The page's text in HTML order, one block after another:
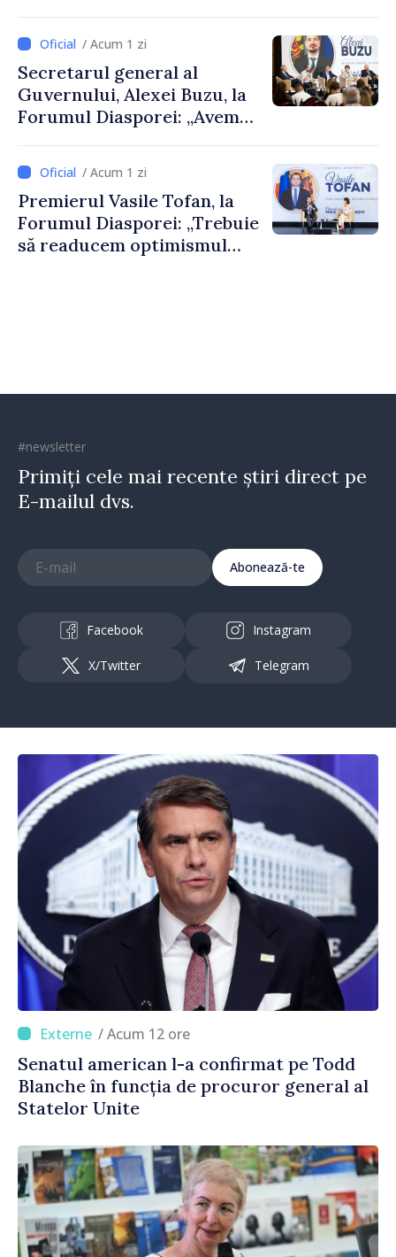
despre parcursul european
al Republicii Moldova.
/ Acum 1 zi
Secretarul general al
Guvernului, Alexei Buzu, la
Forumul Diasporei: „Avem
dumneavoastră pentru a
construi comunități mai
puternice”
/ Acum 1 zi
Premierul Vasile Tofan, la
Forumul Diasporei: „Trebuie
să readucem optimismul
#newsletter
Primiți cele mai recente știri direct pe
E-mailul dvs.
Abonează-te
Facebook Instagram
X/Twitter Telegram
/ Acum 12 ore
Senatul american l-a confirmat pe Todd
Blanche în funcția de procuror general al
Statelor Unite